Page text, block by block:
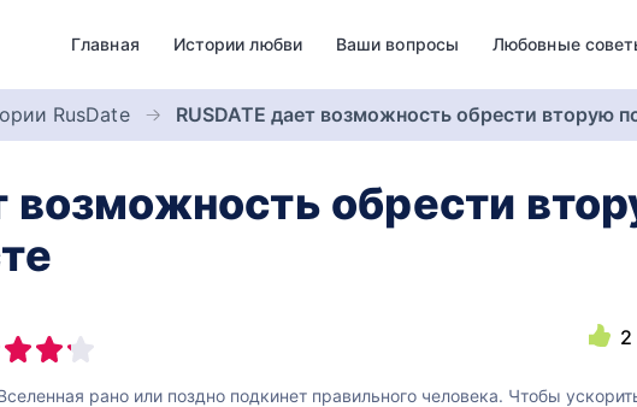
Главная Истории любви Ваши вопросы Любовные
RusDate RUSDATE дает возможность обрести вторую
возможность обрести
2
рано или поздно подкинет правильного человека. Чтобы